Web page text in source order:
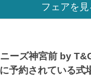
フェアを見
ニーズ神宮前 by
予約されている式